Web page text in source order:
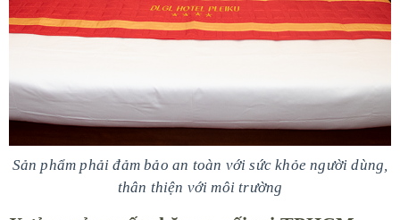
Sản phẩm phải đảm bảo an toàn với sức khỏe người dùng,
thân thiện với môi trường